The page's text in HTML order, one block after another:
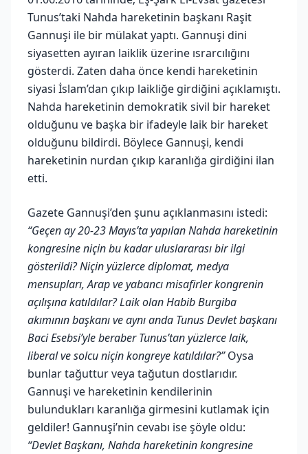
Tunus’taki Nahda hareketinin başkanı Raşit
Gannuşi ile bir mülakat yaptı. Gannuşi dini
siyasetten ayıran laiklik üzerine ısrarcılığını
gösterdi. Zaten daha önce kendi hareketinin
siyasi İslam’dan çıkıp laikliğe girdiğini açıklamıştı.
Nahda hareketinin demokratik sivil bir hareket
olduğunu ve başka bir ifadeyle laik bir hareket
olduğunu bildirdi. Böylece Gannuşi, kendi
hareketinin nurdan çıkıp karanlığa girdiğini ilan
etti.
Gazete Gannuşi’den şunu açıklanmasını istedi:
“Geçen ay 20-23 Mayıs’ta yapılan Nahda hareketinin
kongresine niçin bu kadar uluslararası bir ilgi
gösterildi? Niçin yüzlerce diplomat, medya
mensupları, Arap ve yabancı misafirler kongrenin
açılışına katıldılar? Laik olan Habib Burgiba
akımının başkanı ve aynı anda Tunus Devlet başkanı
Baci Esebsi’yle beraber Tunus’tan yüzlerce laik,
liberal ve solcu niçin kongreye katıldılar?”Oysa
bunlar tağuttur veya tağutun dostlarıdır.
Gannuşi ve hareketinin kendilerinin
bulundukları karanlığa girmesini kutlamak için
geldiler! Gannuşi’nin cevabı ise şöyle oldu:
“Devlet Başkanı, Nahda hareketinin kongresine